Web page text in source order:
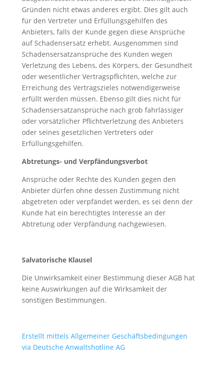
Gründen nicht etwas anderes ergibt. Dies gilt auch
für den Vertreter und Erfüllungsgehilfen des
Anbieters, falls der Kunde gegen diese Ansprüche
auf Schadensersatz erhebt. Ausgenommen sind
Schadensersatzansprüche des Kunden wegen
Verletzung des Lebens, des Körpers, der Gesundheit
oder wesentlicher Vertragspflichten, welche zur
Erreichung des Vertragszieles notwendigerweise
erfüllt werden müssen. Ebenso gilt dies nicht für
Schadensersatzansprüche nach grob fahrlässiger
oder vorsätzlicher Pflichtverletzung des Anbieters
oder seines gesetzlichen Vertreters oder
Erfüllungsgehilfen.
Abtretungs- und Verpfändungsverbot
Ansprüche oder Rechte des Kunden gegen den
Anbieter dürfen ohne dessen Zustimmung nicht
abgetreten oder verpfändet werden, es sei denn der
Kunde hat ein berechtigtes Interesse an der
Abtretung oder Verpfändung nachgewiesen.
Salvatorische Klausel
Die Unwirksamkeit einer Bestimmung dieser AGB hat
keine Auswirkungen auf die Wirksamkeit der
sonstigen Bestimmungen.
Erstellt mittels Allgemeiner Geschäftsbedingungen
via Deutsche Anwaltshotline AG